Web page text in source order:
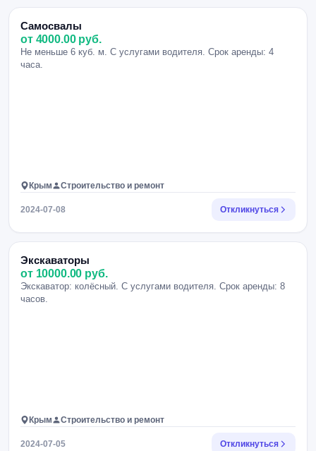
Самосвалы
от 4000.00 руб.
Не меньше 6 куб. м. С услугами водителя. Срок аренды: 4
часа.
Крым Строительство и ремонт
2024-07-08 Откликнуться
Экскаваторы
от 10000.00 руб.
Экскаватор: колёсный. С услугами водителя. Срок аренды: 8
часов.
Крым Строительство и ремонт
2024-07-05 Откликнуться